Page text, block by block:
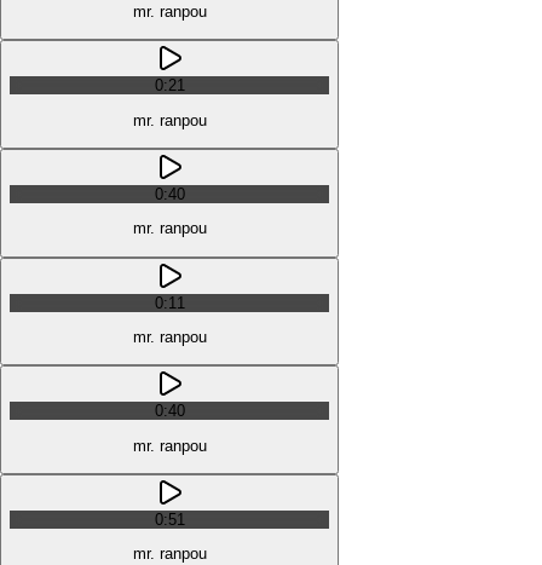
mr. ranpou
0:21
mr. ranpou
0:40
mr. ranpou
0:11
mr. ranpou
0:40
mr. ranpou
0:51
mr. ranpou